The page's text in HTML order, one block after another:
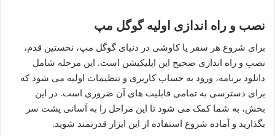
نصب و راه اندازی اولیه گوگل مپ
برای شروع هر سفر یا کاوشی در دنیای گوگل مپ، نخستین قدم،
نصب و راه اندازی صحیح این اپلیکیشن است. این مرحله شامل
دانلود برنامه، ورود به حساب کاربری و تنظیمات اولیه می شود که
برای دسترسی به تمامی قابلیت های آن ضروری است. در این
بخش، به شما کمک می شود تا این مراحل را به آسانی پشت سر
بگذارید و آماده شروع استفاده از این ابزار قدرتمند شوید.